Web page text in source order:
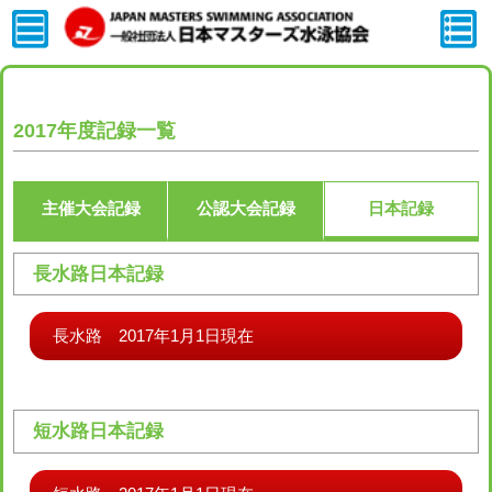
2017年度記録一覧
主催大会記録 公認大会記録 日本記録
長水路日本記録
長水路 2017年1月1日現在
短水路日本記録